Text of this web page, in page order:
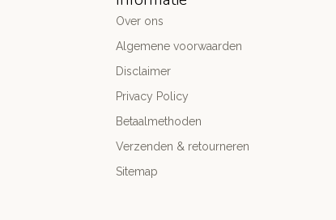
Over ons
Algemene voorwaarden
Disclaimer
Privacy Policy
Betaalmethoden
Verzenden & retourneren
Sitemap